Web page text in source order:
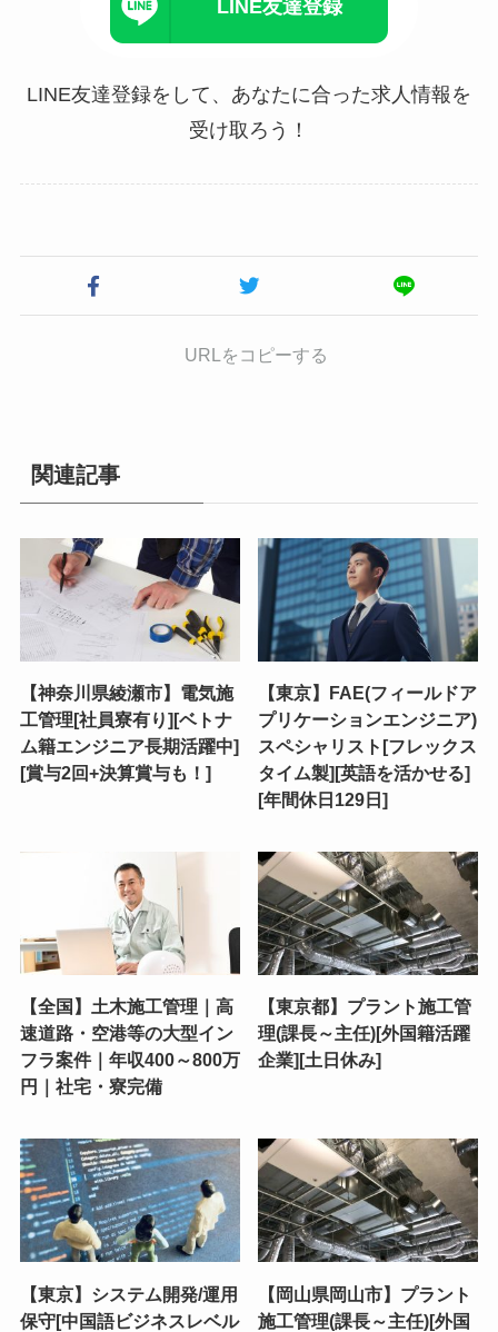
LINE友達登録
LINE友達登録をして、あなたに合った求人情報を
受け取ろう！
URLをコピーする
関連記事
【神奈川県綾瀬市】電気施
工管理[社員寮有り][ベトナ
ム籍エンジニア長期活躍中]
[賞与2回+決算賞与も！]
【東京】FAE(フィールドア
プリケーションエンジニア)
スペシャリスト[フレックス
タイム製][英語を活かせる]
[年間休日129日]
【全国】土木施工管理｜高
速道路・空港等の大型イン
フラ案件｜年収400～800万
円｜社宅・寮完備
【東京都】プラント施工管
理(課長～主任)[外国籍活躍
企業][土日休み]
【東京】システム開発/運用
保守[中国語ビジネスレベル
【岡山県岡山市】プラント
施工管理(課長～主任)[外国